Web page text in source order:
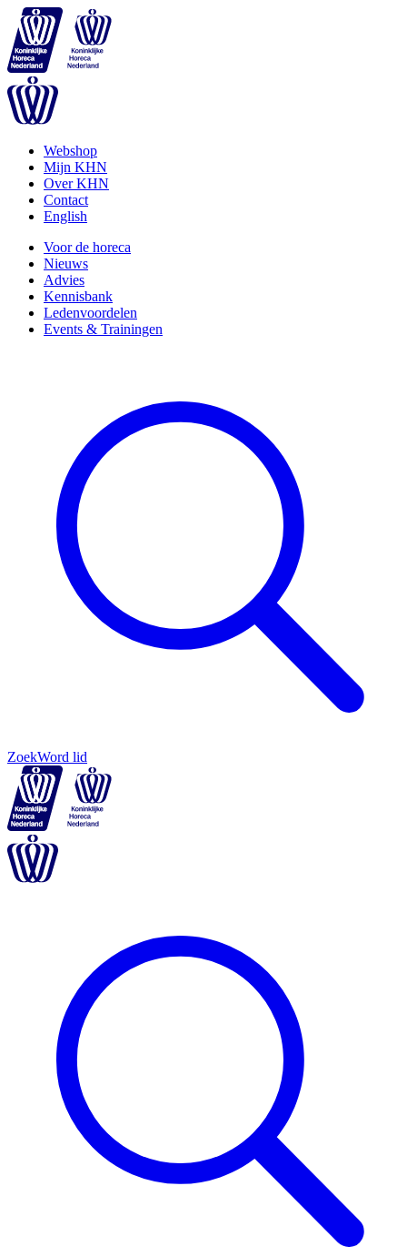
Webshop
Mijn KHN
Over KHN
Contact
English
Voor de horeca
Nieuws
Advies
Kennisbank
Ledenvoordelen
Events & Trainingen
ZoekWord lid